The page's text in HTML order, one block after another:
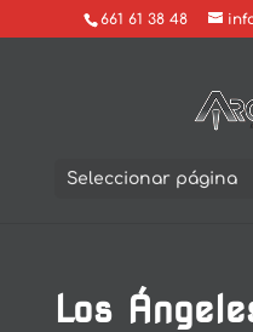
661 61 38 48
Seleccionar página
Los